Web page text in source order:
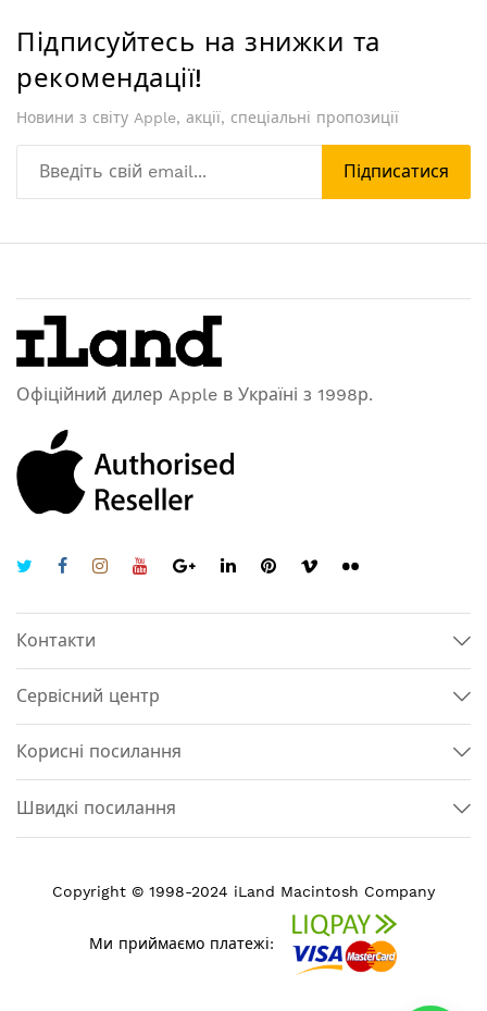
Підписуйтесь на знижки та
рекомендації!
Новини з світу Apple, акції, спеціальні пропозиції
Підписатися
Офіційний дилер Apple в Україні з 1998р.
Контакти
Сервісний центр
Корисні посилання
Швидкі посилання
Copyright © 1998-2024 iLand Macintosh Company
Ми приймаємо платежі: